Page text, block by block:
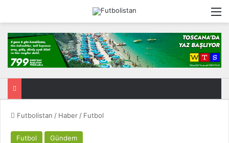
Futbolistan / Haber / Futbol
Futbol Gündem